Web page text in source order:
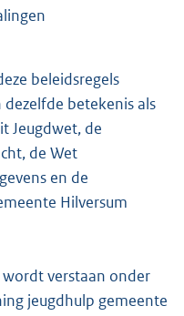
beleidsregels
betekenis als
Jeugdwet, de
de Wet
en de
Hilversum
wordt verstaan onder
jeugdhulp gemeente